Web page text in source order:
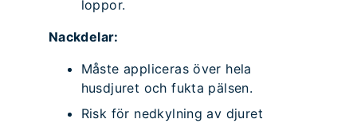
loppor.
Nackdelar:
Måste appliceras över hela
husdjuret och fukta pälsen.
Risk för nedkylning av djuret